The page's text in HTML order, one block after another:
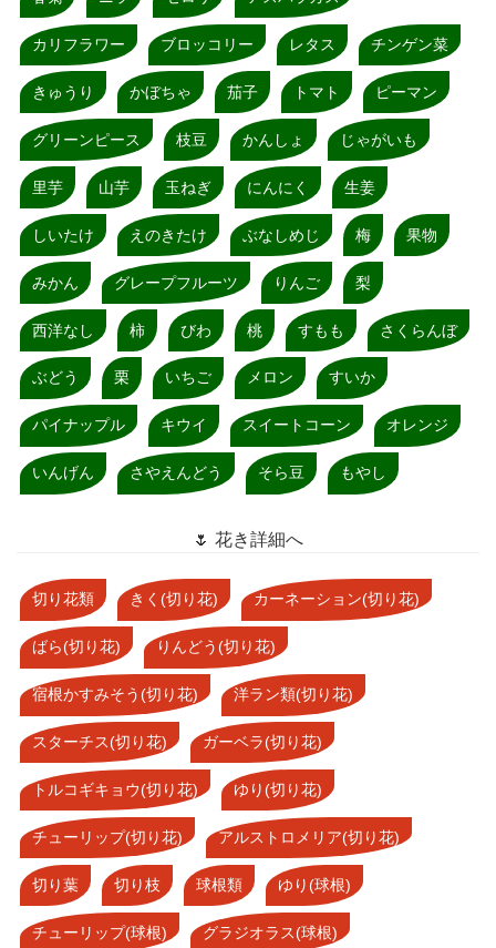
カリフラワー ブロッコリー レタス チンゲン菜
きゅうり かぼちゃ 茄子 トマト ピーマン
グリーンピース 枝豆 かんしょ じゃがいも
里芋 山芋 玉ねぎ にんにく 生姜
しいたけ えのきたけ ぶなしめじ 梅 果物
みかん グレープフルーツ りんご 梨
西洋なし 柿 びわ 桃 すもも さくらんぼ
ぶどう 栗 いちご メロン すいか
パイナップル キウイ スイートコーン オレンジ
いんげん さやえんどう そら豆 もやし
🌷 花き詳細へ
切り花類 きく(切り花) カーネーション(切り花)
ばら(切り花) りんどう(切り花)
宿根かすみそう(切り花) 洋ラン類(切り花)
スターチス(切り花) ガーベラ(切り花)
トルコギキョウ(切り花) ゆり(切り花)
チューリップ(切り花) アルストロメリア(切り花)
切り葉 切り枝 球根類 ゆり(球根)
チューリップ(球根) グラジオラス(球根)